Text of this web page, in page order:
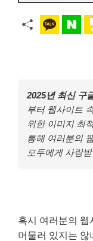
2025년 최신 구
부터 웹사이트
위한 이미지 최
통해 여러분의
모두에게 사랑
혹시 여러분의 웹
머물러 있지는 않